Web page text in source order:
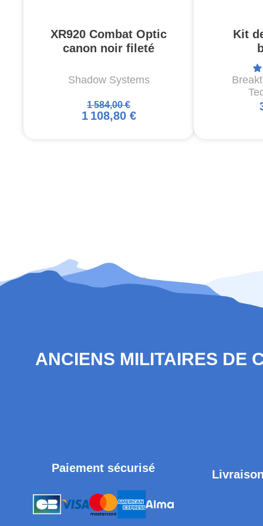
XR920 Combat Optic
canon noir fileté
Shadow Systems
1 584,00 €
1 108,80 €
Kit
ANCIENS MILITAIRES DE
Paiement sécurisé